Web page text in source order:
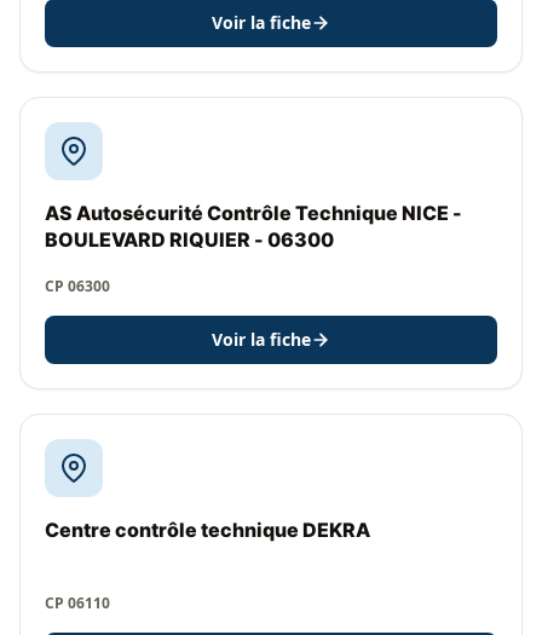
Voir la fiche
AS Autosécurité Contrôle Technique NICE -
BOULEVARD RIQUIER - 06300
CP 06300
Voir la fiche
Centre contrôle technique DEKRA
CP 06110